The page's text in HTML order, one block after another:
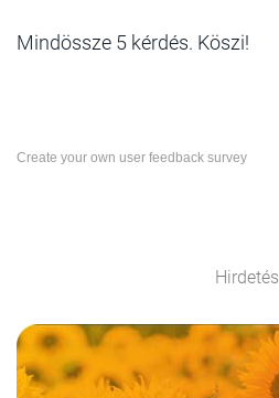
Mindössze 5 kérdés. Köszi!
Create your own user feedback survey
Hirdetés